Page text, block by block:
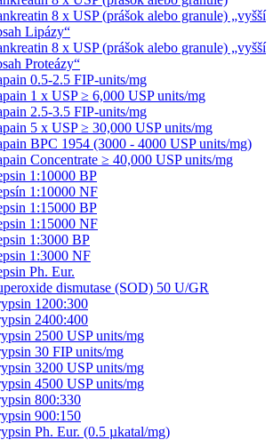
8 x USP (prášok alebo granule) „vyšší
Lipázy“
8 x USP (prášok alebo granule) „vyšší
Proteázy“
0.5-2.5 FIP-units/mg
1 x USP ≥ 6,000 USP units/mg
2.5-3.5 FIP-units/mg
5 x USP ≥ 30,000 USP units/mg
BPC 1954 (3000 - 4000 USP units/mg)
Concentrate ≥ 40,000 USP units/mg
1:10000 BP
1:10000 NF
1:15000 BP
1:15000 NF
1:3000 BP
1:3000 NF
Ph. Eur.
dismutase (SOD) 50 U/GR
1200:300
2400:400
2500 USP units/mg
30 FIP units/mg
3200 USP units/mg
4500 USP units/mg
800:330
900:150
Ph. Eur. (0.5 µkatal/mg)